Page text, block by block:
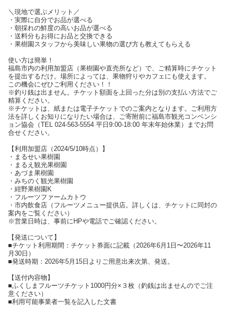
＼現地で選ぶメリット／
・実際に自分でお品が選べる
・朝採れの鮮度の高いお品が選べる
・送料分もお得にお品と交換できる
・果樹園スタッフから美味しい果物の選び方も教えてもらえる
使い方は簡単！
福島市内の利用加盟店（果樹園や直売所など）で、ご精算時にチケット
を提出するだけ。場所によっては、果物狩りやカフェにも使えます。
この機会にぜひご利用ください！！
※釣り銭は出ません。チケット額面を上回った分は別の支払い方法でご
精算ください。
※チケットは、紙または電子チケットでのご案内となります。ご利用方
法を詳しくお知りになりたい場合は、ご寄附前に福島市観光コンベンシ
ョン協会（TEL 024-563-5554 平日9:00-18:00 年末年始休業）までお問
合せください。
【利用加盟店（2024/5/10時点）】
・まるせい果樹園
・まるえ観光果樹園
・あづま果樹園
・みちのく観光果樹園
・紺野果樹園K
・フルーツファームカトウ
・市内飲食店（フルーツメニュー提供店。詳しくは、チケットに同封の
案内をご覧ください）
※営業日時は、事前にHPや電話でご確認ください。
【発送について】
■チケット利用期間：チケット券面に記載（2026年6月1日〜2026年11
月30日）
■発送時期：2026年5月15日よりご用意出来次第、発送。
【送付内容物】
■ふくしまフルーツチケット1000円分×３枚（釣銭は出ませんのでご注
意ください）
■利用可能事業者一覧を記入した文書